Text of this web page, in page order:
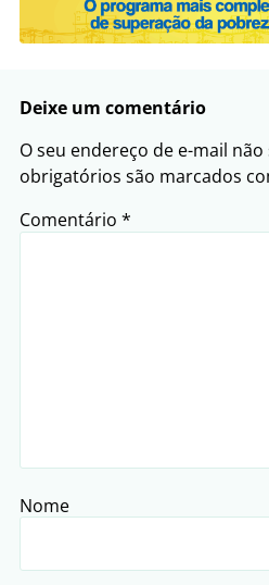
Deixe um comentário
O seu endereço de e-mail
obrigatórios são marcados
Comentário *
Nome